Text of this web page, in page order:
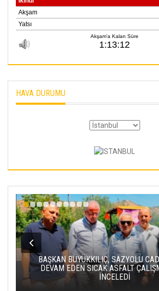
HAVA DURUMU
BAKAN URALOĞLU: YERKÖY-
PROJESI’NDE IŞIN YARISINI